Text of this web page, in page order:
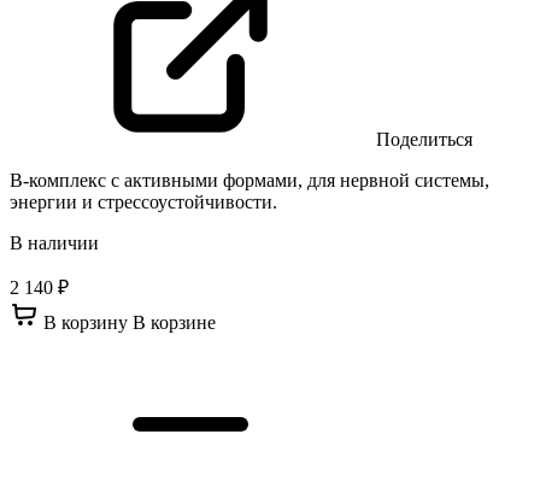
Поделиться
В-комплекс с активными формами, для нервной системы,
энергии и стрессоустойчивости.
В наличии
2 140 ₽
В корзину В корзине